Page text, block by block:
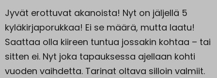
Jyvät erottuvat akanoista! Nyt on jäljellä 5
kyläkirjaporukkaa! Ei se määrä, mutta laatu!
Saattaa olla kiireen tuntua jossakin kohtaa – tai
sitten ei. Nyt joka tapauksessa ajellaan kohti
vuoden vaihdetta. Tarinat oltava silloin valmiit.